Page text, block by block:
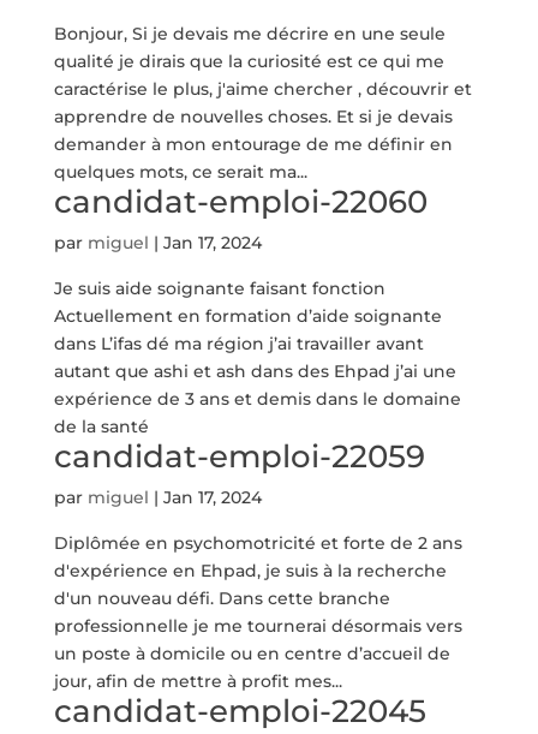
Bonjour, Si je devais me décrire en une seule
qualité je dirais que la curiosité est ce qui me
caractérise le plus, j'aime chercher , découvrir et
apprendre de nouvelles choses. Et si je devais
demander à mon entourage de me définir en
quelques mots, ce serait ma...
candidat-emploi-22060
par miguel | Jan 17, 2024
Je suis aide soignante faisant fonction
Actuellement en formation d’aide soignante
dans L’ifas dé ma région j’ai travailler avant
autant que ashi et ash dans des Ehpad j’ai une
expérience de 3 ans et demis dans le domaine
de la santé
candidat-emploi-22059
par miguel | Jan 17, 2024
Diplômée en psychomotricité et forte de 2 ans
d'expérience en Ehpad, je suis à la recherche
d'un nouveau défi. Dans cette branche
professionnelle je me tournerai désormais vers
un poste à domicile ou en centre d’accueil de
jour, afin de mettre à profit mes...
candidat-emploi-22045